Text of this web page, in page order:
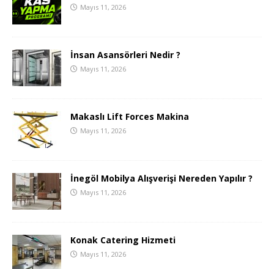
Mayıs 11, 2026
İnsan Asansörleri Nedir ?
Mayıs 11, 2026
Makaslı Lift Forces Makina
Mayıs 11, 2026
İnegöl Mobilya Alışverişi Nereden Yapılır ?
Mayıs 11, 2026
Konak Catering Hizmeti
Mayıs 11, 2026